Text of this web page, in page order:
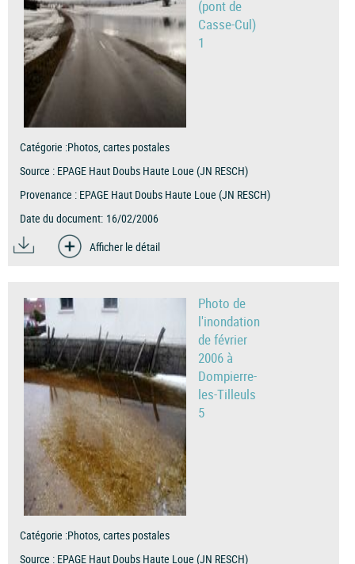
(pont de
Casse-Cul)
1
Catégorie :Photos, cartes postales
Source : EPAGE Haut Doubs Haute Loue (JN RESCH)
Provenance : EPAGE Haut Doubs Haute Loue (JN RESCH)
Date du document: 16/02/2006
Afficher le détail
Photo de
l'inondation
de février
2006 à
Dompierre-
les-Tilleuls
5
Catégorie :Photos, cartes postales
Source : EPAGE Haut Doubs Haute Loue (JN RESCH)